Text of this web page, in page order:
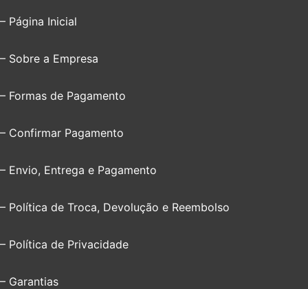
– Página Inicial
– Sobre a Empresa
– Formas de Pagamento
– Confirmar Pagamento
– Envio, Entrega e Pagamento
– Política de Troca, Devolução e Reembolso
– Política de Privacidade
– Garantias